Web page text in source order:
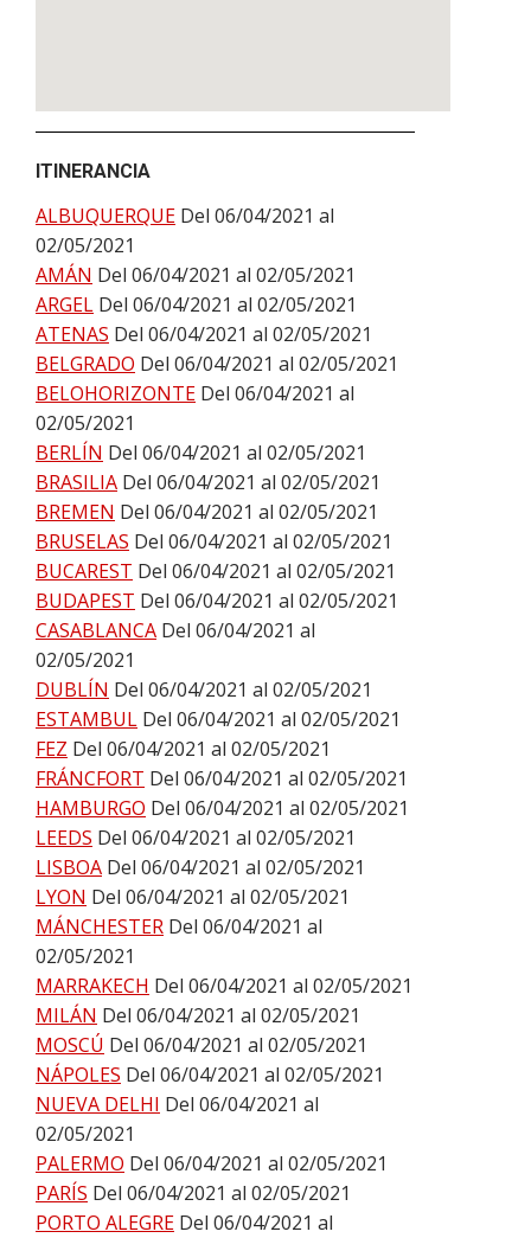
ITINERANCIA
ALBUQUERQUE Del 06/04/2021 al
02/05/2021
AMÁN Del 06/04/2021 al 02/05/2021
ARGEL Del 06/04/2021 al 02/05/2021
ATENAS Del 06/04/2021 al 02/05/2021
BELGRADO Del 06/04/2021 al 02/05/2021
BELOHORIZONTE Del 06/04/2021 al
02/05/2021
BERLÍN Del 06/04/2021 al 02/05/2021
BRASILIA Del 06/04/2021 al 02/05/2021
BREMEN Del 06/04/2021 al 02/05/2021
BRUSELAS Del 06/04/2021 al 02/05/2021
BUCAREST Del 06/04/2021 al 02/05/2021
BUDAPEST Del 06/04/2021 al 02/05/2021
CASABLANCA Del 06/04/2021 al
02/05/2021
DUBLÍN Del 06/04/2021 al 02/05/2021
ESTAMBUL Del 06/04/2021 al 02/05/2021
FEZ Del 06/04/2021 al 02/05/2021
FRÁNCFORT Del 06/04/2021 al 02/05/2021
HAMBURGO Del 06/04/2021 al 02/05/2021
LEEDS Del 06/04/2021 al 02/05/2021
LISBOA Del 06/04/2021 al 02/05/2021
LYON Del 06/04/2021 al 02/05/2021
MÁNCHESTER Del 06/04/2021 al
02/05/2021
MARRAKECH Del 06/04/2021 al 02/05/2021
MILÁN Del 06/04/2021 al 02/05/2021
MOSCÚ Del 06/04/2021 al 02/05/2021
NÁPOLES Del 06/04/2021 al 02/05/2021
NUEVA DELHI Del 06/04/2021 al
02/05/2021
PALERMO Del 06/04/2021 al 02/05/2021
PARÍS Del 06/04/2021 al 02/05/2021
PORTO ALEGRE Del 06/04/2021 al